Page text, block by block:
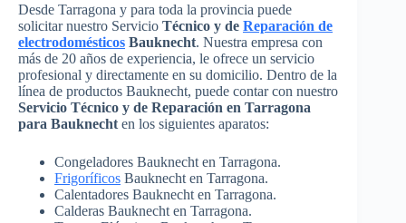
Desde Tarragona y para toda la provincia puede
solicitar nuestro Servicio Técnico y de Reparación de
electrodomésticos Bauknecht. Nuestra empresa con
más de 20 años de experiencia, le ofrece un servicio
profesional y directamente en su domicilio. Dentro de la
línea de productos Bauknecht, puede contar con nuestro
Servicio Técnico y de Reparación en Tarragona
para Bauknecht en los siguientes aparatos:
Congeladores Bauknecht en Tarragona.
Frigoríficos Bauknecht en Tarragona.
Calentadores Bauknecht en Tarragona.
Calderas Bauknecht en Tarragona.